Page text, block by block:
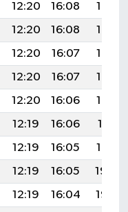
12:20 16:08
19:18
12:20 16:08
19:17
12:20 16:07
19:15
12:20 16:07
19:14
12:20 16:06
19:13
12:19 16:06
19:11
12:19 16:05
19:10
12:19 16:05
19:09
12:19 16:04
19:07